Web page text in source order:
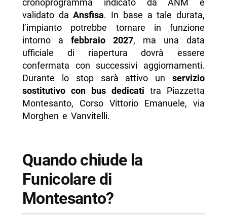
cronoprogramma indicato da ANM e
validato daAnsfisa. In base a tale durata,
l’impianto potrebbe tornare in funzione
intorno a febbraio 2027, ma una data
ufficiale di riapertura dovrà essere
confermata con successivi aggiornamenti.
Durante lo stop sarà attivo unservizio
sostitutivo con bus dedicati tra Piazzetta
Montesanto, Corso Vittorio Emanuele, via
Morghen e Vanvitelli.
Quando chiude la
Funicolare di
Montesanto?